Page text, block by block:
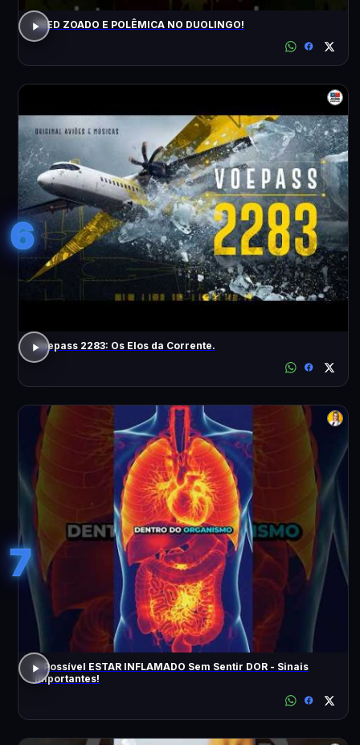
FEED ZOADO E POLÊMICA NO DUOLINGO!
6
Voepass 2283: Os Elos da Corrente.
7
É Possível ESTAR INFLAMADO Sem Sentir DOR - Sinais
Importantes!